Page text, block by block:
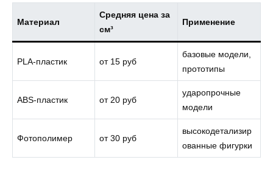
Материал
Средняя цена за
см³
Применение
PLA-пластик от 15 руб
базовые модели,
прототипы
ABS-пластик от 20 руб
ударопрочные
модели
Фотополимер от 30 руб
высокодетализир
ованные фигурки